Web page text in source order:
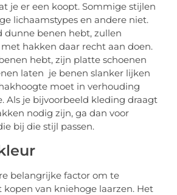
je er een koopt. Sommige stijlen
lichaamstypes en andere niet.
dunne benen hebt, zullen
hakken daar recht aan doen.
hebt, zijn platte schoenen
laten je benen slanker lijken
moet in verhouding
Als je bijvoorbeeld kleding draagt
nodig zijn, ga dan voor
bij die stijl passen.
belangrijke factor om te
van kniehoge laarzen. Het